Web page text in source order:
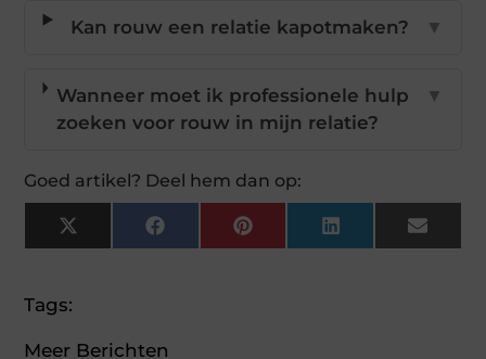
Kan rouw een relatie kapotmaken? ▼
Wanneer moet ik professionele hulp
zoeken voor rouw in mijn relatie?
▼
Goed artikel? Deel hem dan op:
X
(Twitter)
FacebookPinterestLinkedInEmail
Tags:
Meer Berichten